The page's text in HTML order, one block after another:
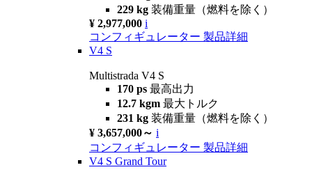
229 kg 装備重量（燃料を除く）
¥ 2,977,000 i
コンフィギュレーター 製品詳細
V4 S
Multistrada V4 S
170 ps 最高出力
12.7 kgm 最大トルク
231 kg 装備重量（燃料を除く）
¥ 3,657,000～ i
コンフィギュレーター 製品詳細
V4 S Grand Tour